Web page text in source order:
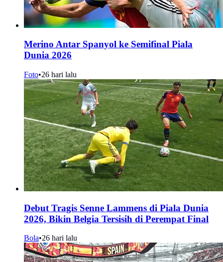
Merino Antar Spanyol ke Semifinal Piala
Dunia 2026
Foto•26 hari lalu
Debut Tragis Senne Lammens di Piala Dunia
2026, Bikin Belgia Tersisih di Perempat Final
Bola•26 hari lalu